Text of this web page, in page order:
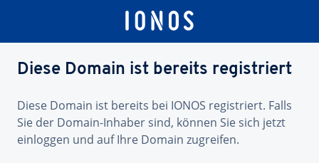
Diese Domain ist bereits registriert
Diese Domain ist bereits bei IONOS registriert. Falls
Sie der Domain-Inhaber sind, können Sie sich jetzt
einloggen und auf Ihre Domain zugreifen.